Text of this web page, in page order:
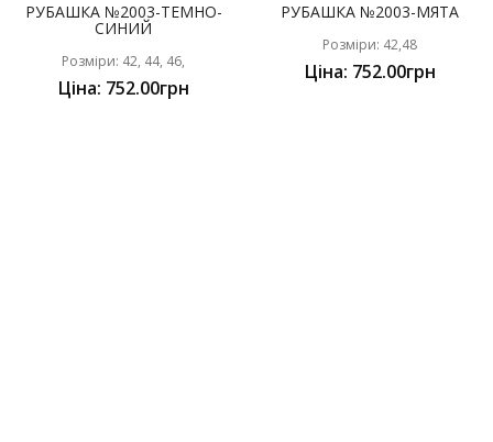
РУБАШКА №2003-ТЕМНО-
СИНИЙ
Розміри: 42, 44, 46,
Ціна: 752.00грн
РУБАШКА №2003-МЯТА
Розміри: 42,48
Ціна: 752.00грн